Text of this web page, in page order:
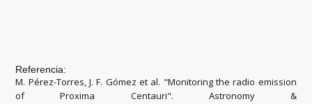
Referencia:
M. Pérez-Torres, J. F. Gómez et al. "Monitoring the radio emission
of Proxima Centauri". Astronomy &